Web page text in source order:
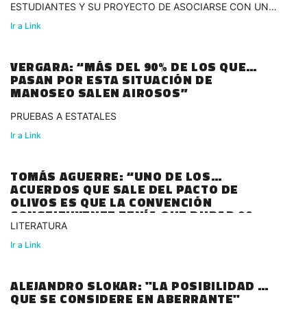
ESTUDIANTES Y SU PROYECTO DE ASOCIARSE CON UN
INVERSOR EXTERNO
Ir a Link
VERGARA: “MÁS DEL 90% DE LOS QUE
PASAN POR ESTA SITUACIÓN DE
MANOSEO SALEN AIROSOS”
PRUEBAS A ESTATALES
Ir a Link
TOMÁS AGUERRE: “UNO DE LOS
ACUERDOS QUE SALE DEL PACTO DE
OLIVOS ES QUE LA CONVENCIÓN
CONSTITUYENTE TENÍA QUE DURAR 90
DÍAS”
LITERATURA
Ir a Link
ALEJANDRO SLOKAR: "LA POSIBILIDAD DE
QUE SE CONSIDERE EN ABERRANTE"